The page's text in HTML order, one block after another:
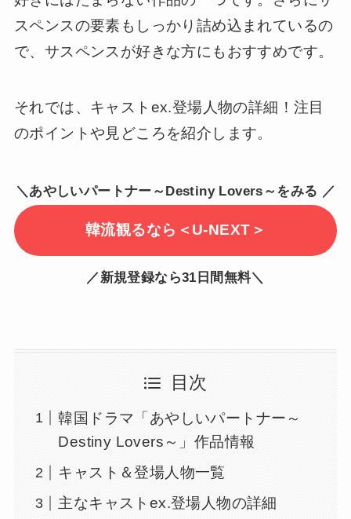
スペンスの要素もしっかり詰め込まれているの
で、サスペンスが好きな方にもおすすめです。
それでは、キャストex.登場人物の詳細！注目
のポイントや見どころを紹介します。
＼あやしいパートナー～Destiny Lovers～をみる ／
韓流観るなら＜U-NEXT＞
／新規登録なら31日間無料＼
目次
韓国ドラマ「あやしいパートナー～
Destiny Lovers～」作品情報
キャスト＆登場人物一覧
主なキャストex.登場人物の詳細